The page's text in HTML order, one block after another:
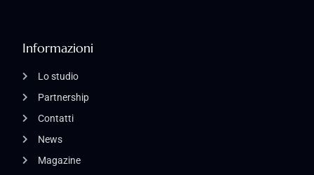
Informazioni
Lo studio
Partnership
Contatti
News
Magazine